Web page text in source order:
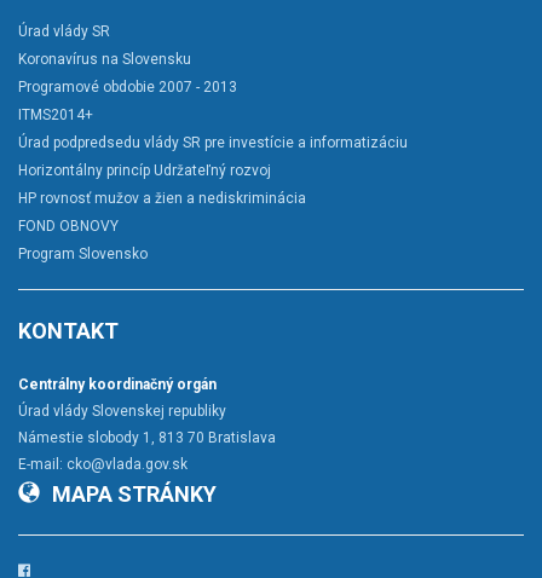
Úrad vlády SR
Koronavírus na Slovensku
Programové obdobie 2007 - 2013
ITMS2014+
Úrad podpredsedu vlády SR pre investície a informatizáciu
Horizontálny princíp Udržateľný rozvoj
HP rovnosť mužov a žien a nediskriminácia
FOND OBNOVY
Program Slovensko
KONTAKT
Centrálny koordinačný orgán
Úrad vlády Slovenskej republiky
Námestie slobody 1, 813 70 Bratislava
E-mail: cko@vlada.gov.sk
MAPA STRÁNKY
Facebook